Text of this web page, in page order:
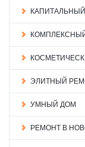
ЭЛИТНЫЙ
УМНЫЙ ДОМ
РЕМОНТ В